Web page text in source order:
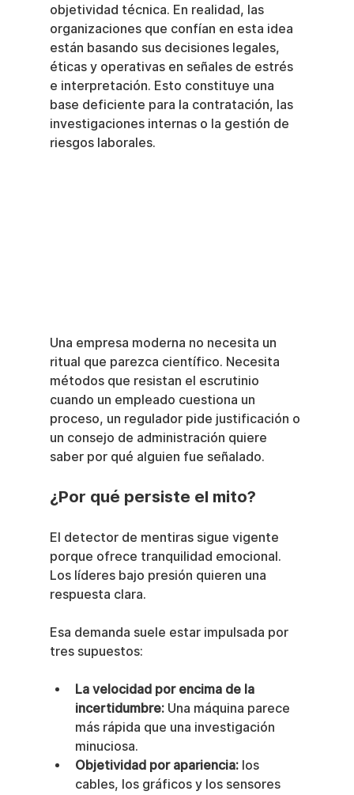
objetividad técnica. En realidad, las
organizaciones que confían en esta idea
están basando sus decisiones legales,
éticas y operativas en señales de estrés
e interpretación. Esto constituye una
base deficiente para la contratación, las
investigaciones internas o la gestión de
riesgos laborales.
Una empresa moderna no necesita un
ritual que parezca científico. Necesita
métodos que resistan el escrutinio
cuando un empleado cuestiona un
proceso, un regulador pide justificación o
un consejo de administración quiere
saber por qué alguien fue señalado.
¿Por qué persiste el mito?
El detector de mentiras sigue vigente
porque ofrece tranquilidad emocional.
Los líderes bajo presión quieren una
respuesta clara.
Esa demanda suele estar impulsada por
tres supuestos:
La velocidad por encima de la
incertidumbre: Una máquina parece
más rápida que una investigación
minuciosa.
Objetividad por apariencia: los
cables, los gráficos y los sensores